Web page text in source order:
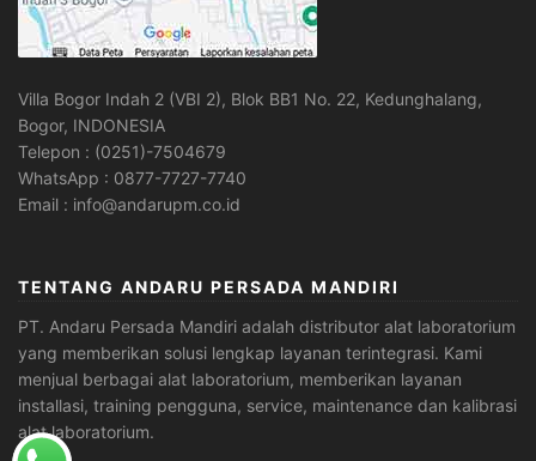
Villa Bogor Indah 2 (VBI 2), Blok BB1 No. 22, Kedunghalang,
Bogor, INDONESIA
Telepon : (0251)-7504679
WhatsApp : 0877-7727-7740
Email : info@andarupm.co.id
TENTANG ANDARU PERSADA MANDIRI
PT. Andaru Persada Mandiri adalah distributor alat laboratorium
yang memberikan solusi lengkap layanan terintegrasi. Kami
menjual berbagai alat laboratorium, memberikan layanan
installasi, training pengguna, service, maintenance dan kalibrasi
alat laboratorium.